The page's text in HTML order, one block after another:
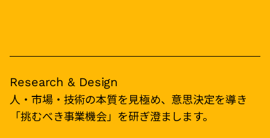
Research & Design
人・市場・技術の本質を見極め、意思決定を導き
「挑むべき事業機会」を研ぎ澄まします。